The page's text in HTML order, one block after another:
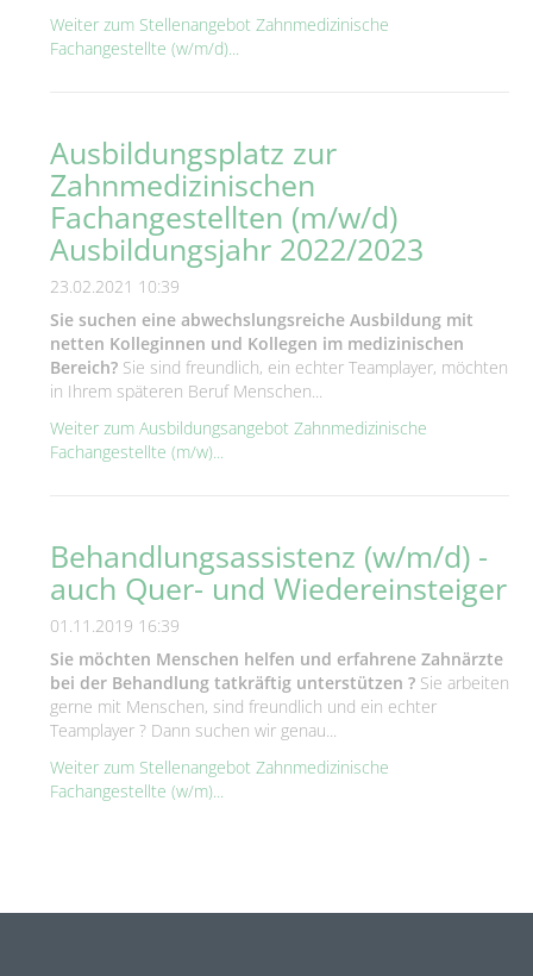
Weiter zum Stellenangebot Zahnmedizinische
Fachangestellte (w/m/d)...
Ausbildungsplatz zur
Zahnmedizinischen
Fachangestellten (m/w/d)
Ausbildungsjahr 2022/2023
23.02.2021 10:39
Sie suchen eine abwechslungsreiche Ausbildung mit
netten Kolleginnen und Kollegen im medizinischen
Bereich? Sie sind freundlich, ein echter Teamplayer, möchten
in Ihrem späteren Beruf Menschen...
Weiter zum Ausbildungsangebot Zahnmedizinische
Fachangestellte (m/w)...
Behandlungsassistenz (w/m/d) -
auch Quer- und Wiedereinsteiger
01.11.2019 16:39
Sie möchten Menschen helfen und erfahrene Zahnärzte
bei der Behandlung tatkräftig unterstützen ? Sie arbeiten
gerne mit Menschen, sind freundlich und ein echter
Teamplayer ? Dann suchen wir genau...
Weiter zum Stellenangebot Zahnmedizinische
Fachangestellte (w/m)...